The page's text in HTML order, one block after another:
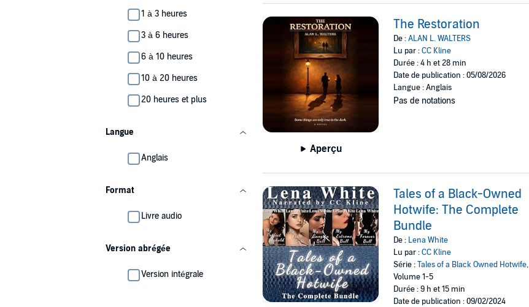
1 à 3 heures
3 à 6 heures
6 à 10 heures
10 à 20 heures
20 heures et plus
Langue
Anglais
Format
Livre audio
Version abrégée
Version intégrale
Aperçu
The Restoration
De :ALAN L. WALTERS
Lu par :CC Kline
Durée : 4 h et 28 min
Date de publication : 05/08/2026
Langue : Anglais
Pas de notations
Tales of a Black-Owned
Hotwife: The Complete
Bundle
De : Lena White
Lu par :CC Kline
Série :Tales of a Black Owned Hotwife,
Volume 1-5
Durée : 9 h et 15 min
Date de publication : 09/02/2024